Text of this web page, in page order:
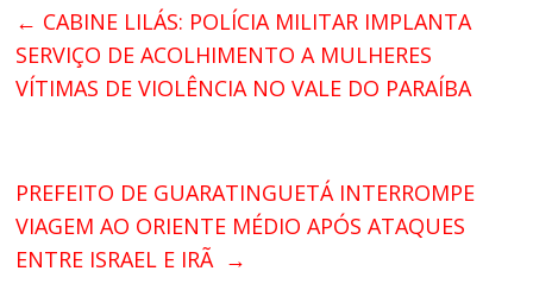
← CABINE LILÁS: POLÍCIA MILITAR IMPLANTA
SERVIÇO DE ACOLHIMENTO A MULHERES
VÍTIMAS DE VIOLÊNCIA NO VALE DO PARAÍBA
PREFEITO DE GUARATINGUETÁ INTERROMPE
VIAGEM AO ORIENTE MÉDIO APÓS ATAQUES
ENTRE ISRAEL E IRÃ →